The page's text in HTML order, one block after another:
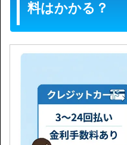
料はかかる？